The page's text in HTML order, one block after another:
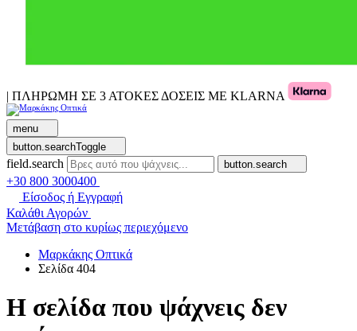
| ΠΛΗΡΩΜΗ ΣΕ 3 ΑΤΟΚΕΣ ΔΟΣΕΙΣ ΜΕ KLARNA
menu
button.searchToggle
field.search button.search
+30 800 3000400
Είσοδος ή Εγγραφή
Καλάθι Αγορών
Μετάβαση στο κυρίως περιεχόμενο
Μαρκάκης Οπτικά
Σελίδα 404
Η σελίδα που ψάχνεις δεν